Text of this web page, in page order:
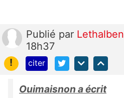
Publié par Lethalben
18h37
!
citer
Ouimaisnon a écrit